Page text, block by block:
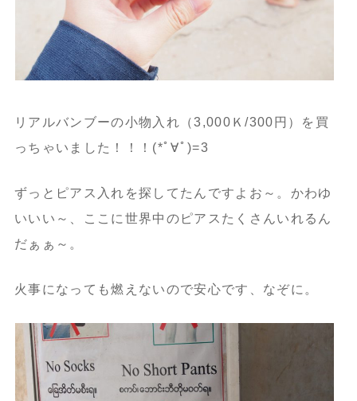
リアルバンブーの小物入れ（3,000Ｋ/300円）を買
っちゃいました！！！(*ﾟ∀ﾟ)=3
ずっとピアス入れを探してたんですよお～。かわゆ
いいい～、ここに世界中のピアスたくさんいれるん
だぁぁ～。
火事になっても燃えないので安心です、なぞに。